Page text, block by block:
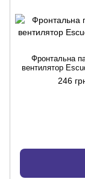
Фронтальна
вентилятор
246